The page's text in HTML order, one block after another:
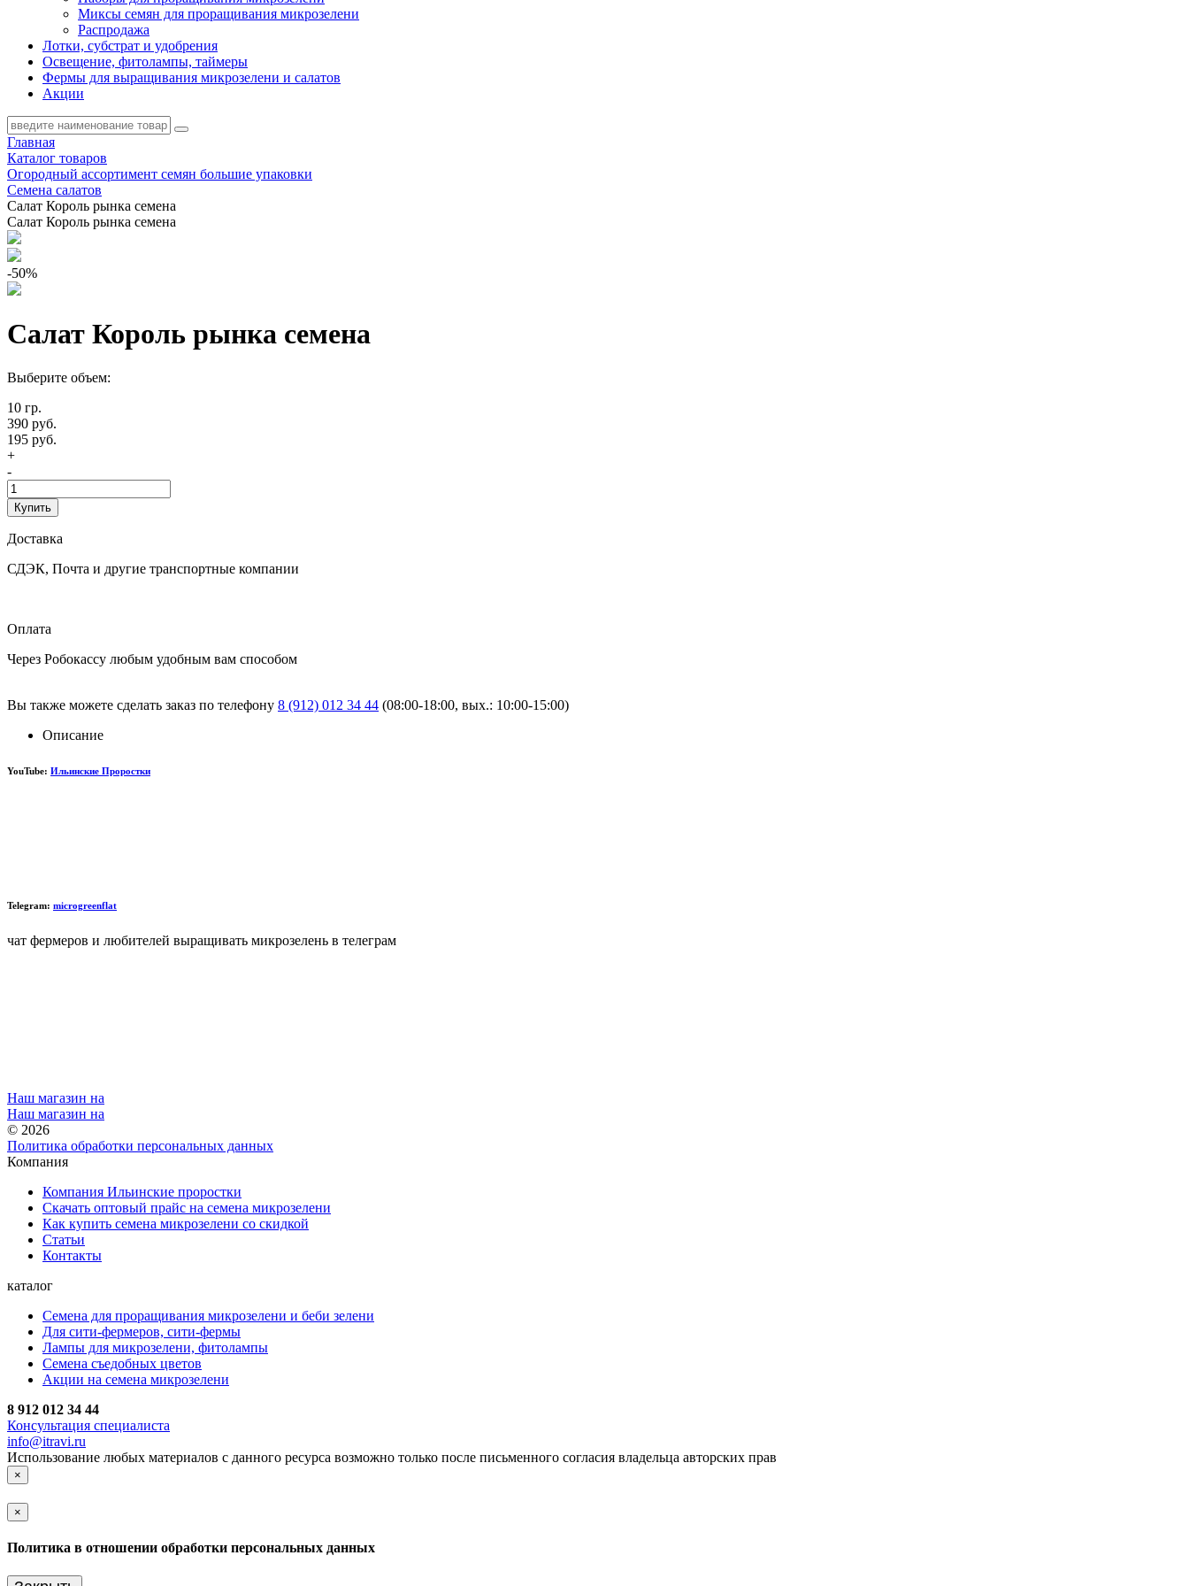
Миксы семян для проращивания микрозелени
Распродажа
Лотки, субстрат и удобрения
Освещение, фитолампы, таймеры
Фермы для выращивания микрозелени и салатов
Акции
Главная
Каталог товаров
Огородный ассортимент семян большие упаковки
Семена салатов
Салат Король рынка семена
Салат Король рынка семена
-50%
Салат Король рынка семена
Выберите объем:
10 гр.
390 руб.
195 руб.
+
-
Купить
Доставка
СДЭК, Почта и другие транспортные компании
Оплата
Через Робокассу любым удобным вам способом
Вы также можете сделать заказ по телефону 8 (912) 012 34 44 (08:00-18:00, вых.: 10:00-15:00)
Описание
YouTube: Ильинские Проростки
Telegram: microgreenflat
чат фермеров и любителей выращивать микрозелень в телеграм
Наш магазин на
Наш магазин на
© 2026
Политика обработки персональных данных
Компания
Компания Ильинские проростки
Скачать оптовый прайс на семена микрозелени
Как купить семена микрозелени со скидкой
Статьи
Контакты
каталог
Семена для проращивания микрозелени и беби зелени
Для сити-фермеров, сити-фермы
Лампы для микрозелени, фитолампы
Семена съедобных цветов
Акции на семена микрозелени
8 912 012 34 44
Консультация специалиста
info@itravi.ru
Использование любых материалов с данного ресурса возможно только после письменного согласия владельца авторских прав
×
×
Политика в отношении обработки персональных данных